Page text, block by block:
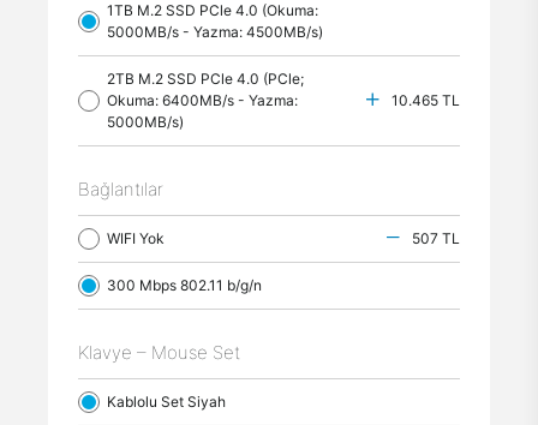
1TB M.2 SSD PCle 4.0 (Okuma:
5000MB/s - Yazma: 4500MB/s)
2TB M.2 SSD PCle 4.0 (PCle;
Okuma: 6400MB/s - Yazma:
5000MB/s)
10.465 TL
Bağlantılar
WIFI Yok 507 TL
300 Mbps 802.11 b/g/n
Klavye – Mouse Set
Kablolu Set Siyah